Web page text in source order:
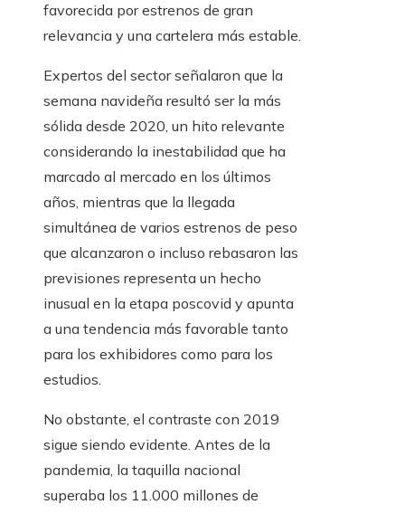
favorecida por estrenos de gran
relevancia y una cartelera más estable.
Expertos del sector señalaron que la
semana navideña resultó ser la más
sólida desde 2020, un hito relevante
considerando la inestabilidad que ha
marcado al mercado en los últimos
años, mientras que la llegada
simultánea de varios estrenos de peso
que alcanzaron o incluso rebasaron las
previsiones representa un hecho
inusual en la etapa poscovid y apunta
a una tendencia más favorable tanto
para los exhibidores como para los
estudios.
No obstante, el contraste con 2019
sigue siendo evidente. Antes de la
pandemia, la taquilla nacional
superaba los 11.000 millones de